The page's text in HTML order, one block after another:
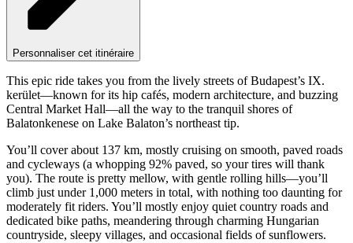
Personnaliser cet itinéraire
This epic ride takes you from the lively streets of Budapest’s IX.
kerület—known for its hip cafés, modern architecture, and buzzing
Central Market Hall—all the way to the tranquil shores of
Balatonkenese on Lake Balaton’s northeast tip.
You’ll cover about 137 km, mostly cruising on smooth, paved roads
and cycleways (a whopping 92% paved, so your tires will thank
you). The route is pretty mellow, with gentle rolling hills—you’ll
climb just under 1,000 meters in total, with nothing too daunting for
moderately fit riders. You’ll mostly enjoy quiet country roads and
dedicated bike paths, meandering through charming Hungarian
countryside, sleepy villages, and occasional fields of sunflowers.